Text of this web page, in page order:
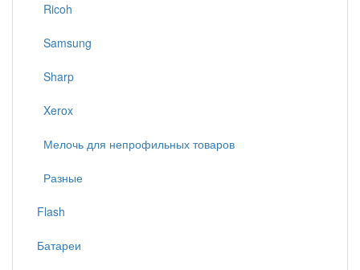
Ricoh
Samsung
Sharp
Xerox
Мелочь для непрофильных товаров
Разные
Flash
Батареи